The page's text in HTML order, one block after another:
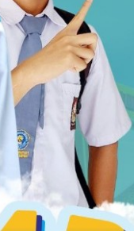
kopi susu